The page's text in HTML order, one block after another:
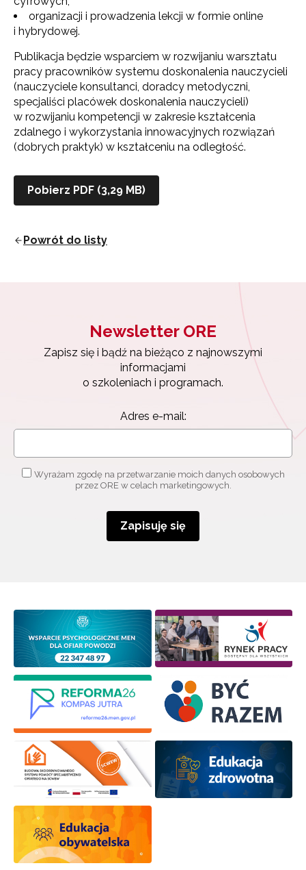
organizacji i prowadzenia lekcji w formie online
i hybrydowej.
Publikacja będzie wsparciem w rozwijaniu warsztatu
pracy pracowników systemu doskonalenia nauczycieli
(nauczyciele konsultanci, doradcy metodyczni,
specjaliści placówek doskonalenia nauczycieli)
w rozwijaniu kompetencji w zakresie kształcenia
zdalnego i wykorzystania innowacyjnych rozwiązań
(dobrych praktyk) w kształceniu na odległość.
Pobierz PDF (3,29 MB)
Powrót do listy
Newsletter ORE
Zapisz się i bądź na bieżąco z najnowszymi
informacjami
o szkoleniach i programach.
Adres e-mail:
Wyrażam zgodę na przetwarzanie moich danych osobowych
przez ORE w celach marketingowych.
Zapisuję się
Zapisz się i bądź na bieżąco z najnowszymi
Adres e-mail:
Zapisuję się